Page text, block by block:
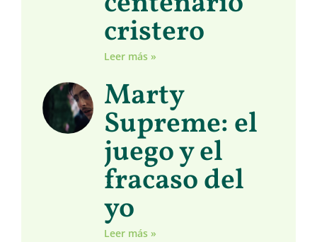
cristero
Leer más »
Marty
Supreme: el
juego y el
fracaso del
yo
Leer más »